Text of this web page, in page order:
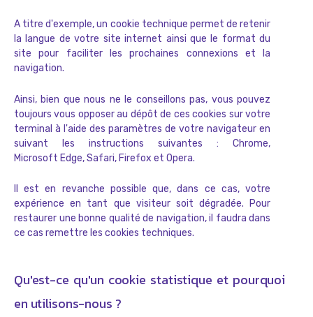
A titre d'exemple, un cookie technique permet de retenir
la langue de votre site internet ainsi que le format du
site pour faciliter les prochaines connexions et la
navigation.
Ainsi, bien que nous ne le conseillons pas, vous pouvez
toujours vous opposer au dépôt de ces cookies sur votre
terminal à l'aide des paramètres de votre navigateur en
suivant les instructions suivantes :Chrome,
Microsoft Edge,Safari, Firefox et Opera.
Il est en revanche possible que, dans ce cas, votre
expérience en tant que visiteur soit dégradée. Pour
restaurer une bonne qualité de navigation, il faudra dans
ce cas remettre les cookies techniques.
Qu'est-ce qu'un cookie statistique et pourquoi
en utilisons-nous ?